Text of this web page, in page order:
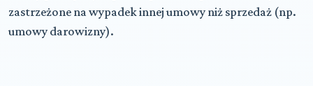
zastrzeżone na wypadek innej umowy niż sprzedaż (np.
umowy darowizny).